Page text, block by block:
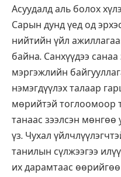
Асуудалд аль болох
Сарын дунд үед од
нийтийн үйл
байна. Санхүүдээ
мэргэжлийн
нэмэгдүүлэх талаар
мөрийтэй тоглоомоор
танаас зээлсэн
үз. Чухал
танилын сүлжээгээ
их дарамтаас